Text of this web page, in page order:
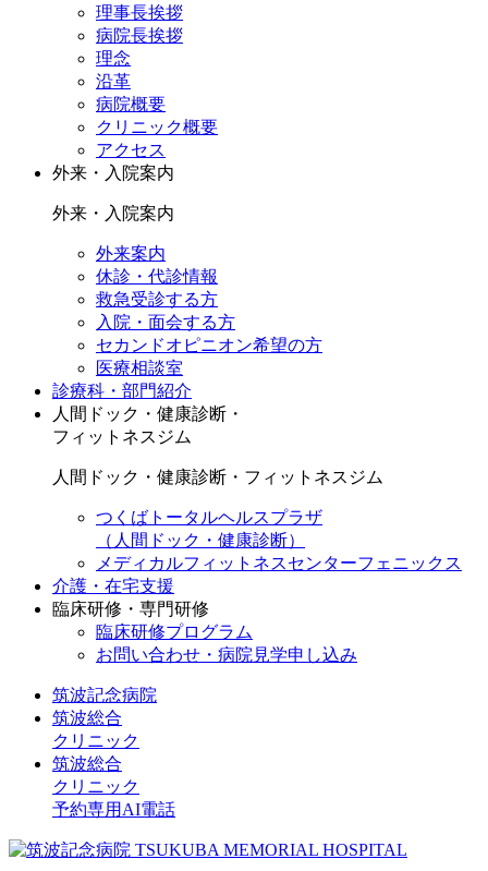
理事長挨拶
病院長挨拶
理念
沿革
病院概要
クリニック概要
アクセス
外来・入院案内
外来・入院案内
外来案内
休診・代診情報
救急受診する方
入院・面会する方
セカンドオピニオン希望の方
医療相談室
診療科・部門紹介
人間ドック・健康診断・
フィットネスジム
人間ドック・健康診断・フィットネスジム
つくばトータルヘルスプラザ
（人間ドック・健康診断）
メディカルフィットネスセンターフェニックス
介護・在宅支援
臨床研修・専門研修
臨床研修プログラム
お問い合わせ・病院見学申し込み
筑波記念病院
筑波総合
クリニック
筑波総合
クリニック
予約専用AI電話